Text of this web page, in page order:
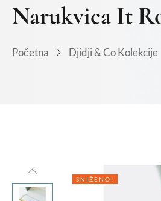
Narukvica It
Početna Djidji & Co Kolekcije
SNIŽENO!